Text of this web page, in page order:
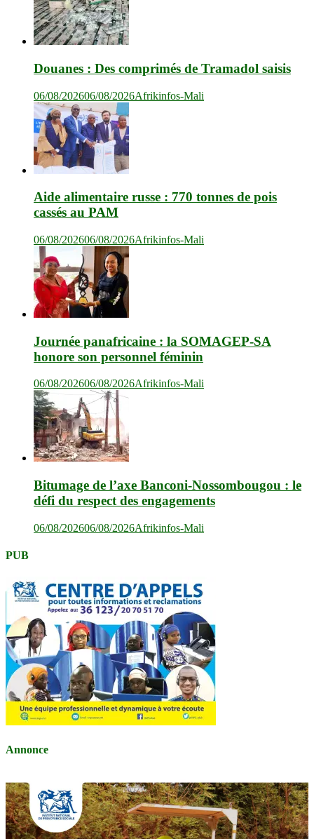
Douanes : Des comprimés de Tramadol saisis
06/08/202606/08/2026Afrikinfos-Mali
Aide alimentaire russe : 770 tonnes de pois
cassés au PAM
06/08/202606/08/2026Afrikinfos-Mali
Journée panafricaine : la SOMAGEP-SA
honore son personnel féminin
06/08/202606/08/2026Afrikinfos-Mali
Bitumage de l’axe Banconi-Nossombougou : le
défi du respect des engagements
06/08/202606/08/2026Afrikinfos-Mali
PUB
Annonce